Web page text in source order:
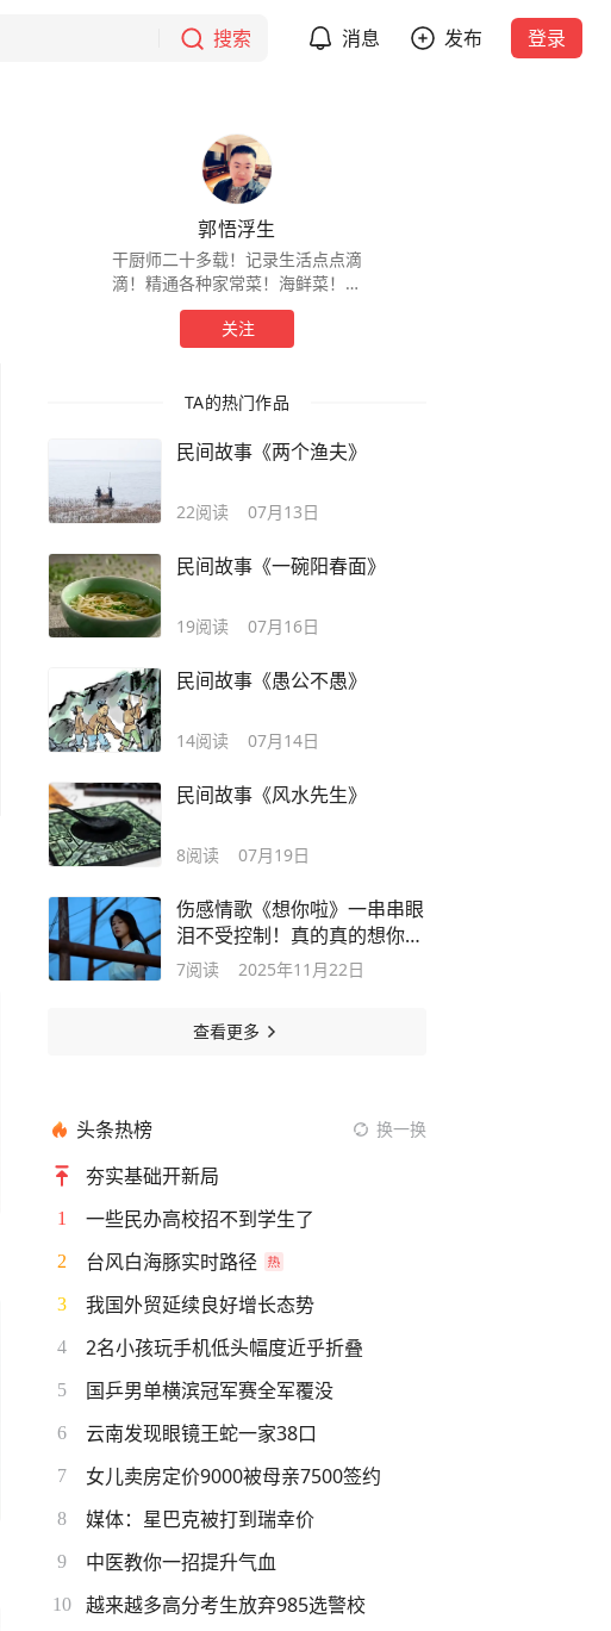
搜索 消息 发布 登录
郭悟浮生
干厨师二十多载！记录生活点点滴
滴！精通各种家常菜！海鲜菜！特
色烧烤！专业淮南牛肉汤的制作与
熬制！专业配方！关注大郭不迷
路，大郭带你享美食！
关注
TA的热门作品
民间故事《两个渔夫》
22阅读 07月13日
民间故事《一碗阳春面》
19阅读 07月16日
民间故事《愚公不愚》
14阅读 07月14日
民间故事《风水先生》
8阅读 07月19日
伤感情歌《想你啦》一串串眼
泪不受控制！真的真的想你
啦！
7阅读 2025年11月22日
查看更多
头条热榜 换一换
夯实基础开新局
1 一些民办高校招不到学生了
2 台风白海豚实时路径
3 我国外贸延续良好增长态势
4 2名小孩玩手机低头幅度近乎折叠
5 国乒男单横滨冠军赛全军覆没
6 云南发现眼镜王蛇一家38口
7 女儿卖房定价9000被母亲7500签约
8 媒体：星巴克被打到瑞幸价
9 中医教你一招提升气血
10 越来越多高分考生放弃985选警校